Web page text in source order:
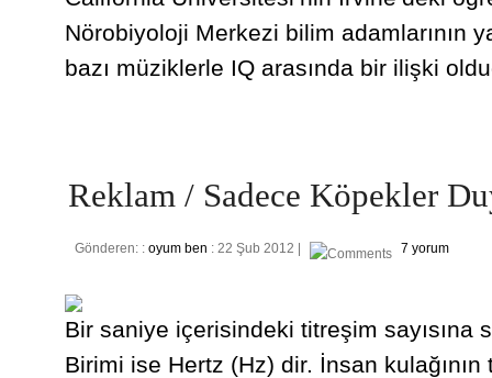
Nörobiyoloji Merkezi bilim adamlarının
bazı müziklerle IQ arasında bir ilişki
Reklam / Sadece Köpekler
Gönderen: : oyum ben : 22 Şub 2012 | 7 yorum
Bir saniye içerisindeki titreşim sayısına
Birimi ise Hertz (Hz) dir. İnsan